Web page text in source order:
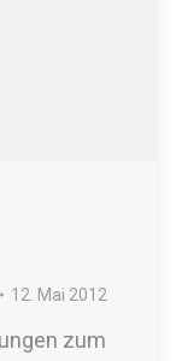
12. Mai 2012
zum